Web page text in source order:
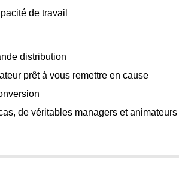
de travail
distribution
prêt à vous remettre en cause
de véritables managers et